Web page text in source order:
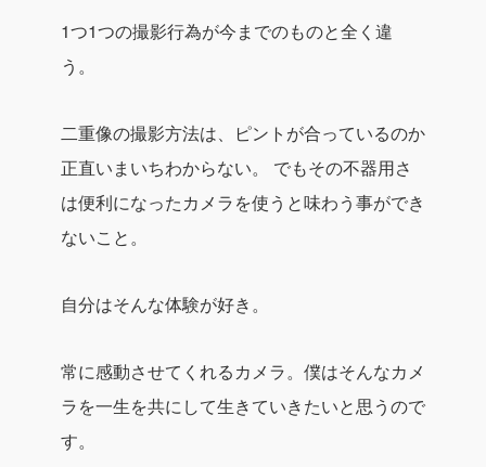
1つ1つの撮影行為が今までのものと全く違
う。
二重像の撮影方法は、ピントが合っているのか
正直いまいちわからない。
でもその不器用さ
は便利になったカメラを使うと味わう事ができ
ないこと。
自分はそんな体験が好き。
常に感動させてくれるカメラ。僕はそんなカメ
ラを一生を共にして生きていきたいと思うので
す。